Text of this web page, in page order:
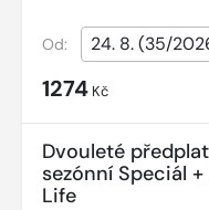
Od:
1274 Kč
Dvouleté
sezónní Speciál
Life